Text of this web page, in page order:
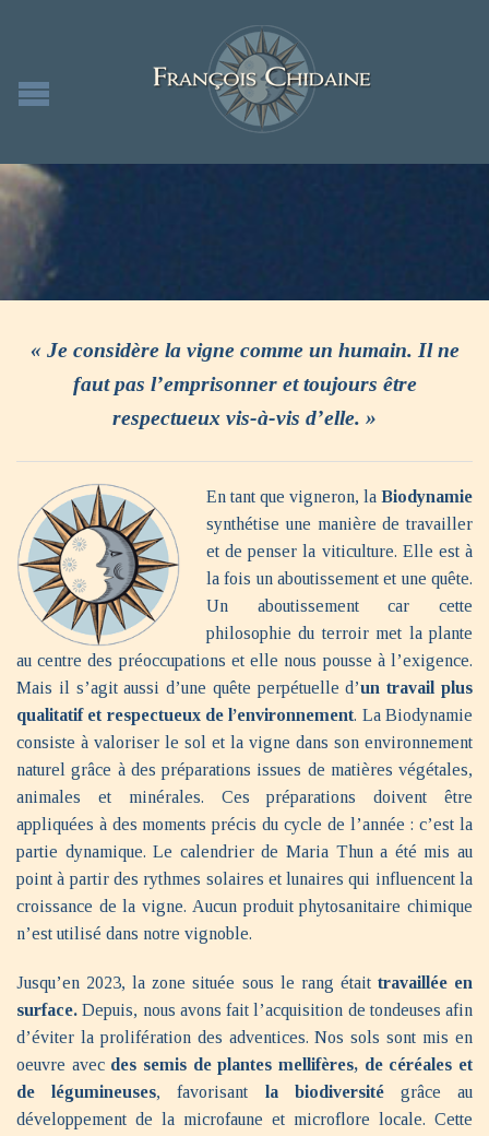
« Je considère la vigne comme un humain. Il ne
faut pas l’emprisonner et toujours être
respectueux vis-à-vis d’elle. »
En tant que vigneron, la Biodynamie
synthétise une manière de travailler
et de penser la viticulture. Elle est à
la fois un aboutissement et une quête.
Un aboutissement car cette
philosophie du terroir met la plante
au centre des préoccupations et elle nous pousse à l’exigence.
Mais il s’agit aussi d’une quête perpétuelle d’un travail plus
qualitatif et respectueux de l’environnement. La Biodynamie
consiste à valoriser le sol et la vigne dans son environnement
naturel grâce à des préparations issues de matières végétales,
animales et minérales. Ces préparations doivent être
appliquées à des moments précis du cycle de l’année : c’est la
partie dynamique. Le calendrier de Maria Thun a été mis au
point à partir des rythmes solaires et lunaires qui influencent la
croissance de la vigne. Aucun produit phytosanitaire chimique
n’est utilisé dans notre vignoble.
Jusqu’en 2023, la zone située sous le rang étaittravaillée en
surface. Depuis, nous avons fait l’acquisition de tondeuses afin
d’éviter la prolifération des adventices. Nos sols sont mis en
oeuvre avecdes semis de plantes mellifères, de céréales et
de légumineuses, favorisant la biodiversitégrâce au
développement de la microfaune et microflore locale. Cette